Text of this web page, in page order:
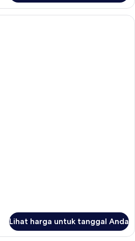
Lihat harga untuk tanggal Anda